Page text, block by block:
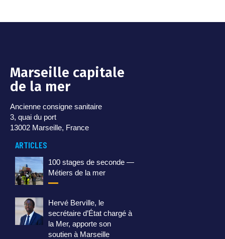
Marseille capitale
de la mer
Ancienne consigne sanitaire
3, quai du port
13002 Marseille, France
ARTICLES
100 stages de seconde —
Métiers de la mer
Hervé Berville, le
secrétaire d’État chargé à
la Mer, apporte son
soutien à Marseille